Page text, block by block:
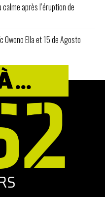
calme après l’éruption de
Owono Ella et 15 de Agosto
...